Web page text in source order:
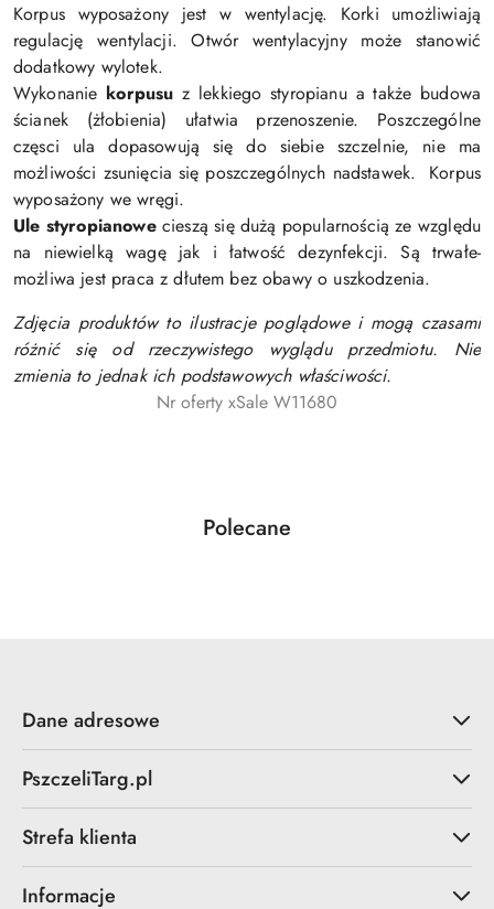
Korpus wyposażony jest w wentylację. Korki umożliwiają
regulację wentylacji. Otwór wentylacyjny może stanowić
dodatkowy wylotek.
Wykonanie korpusu z lekkiego styropianu a także budowa
ścianek (żłobienia) ułatwia przenoszenie. Poszczególne
częsci ula dopasowują się do siebie szczelnie, nie ma
możliwości zsunięcia się poszczególnych nadstawek. Korpus
wyposażony we wręgi.
Ule styropianowecieszą się dużą popularnością ze względu
na niewielką wagę jak i łatwość dezynfekcji. Są trwałe-
możliwa jest praca z dłutem bez obawy o uszkodzenia.
Zdjęcia produktów to ilustracje poglądowe i mogą czasami
różnić się od rzeczywistego wyglądu przedmiotu. Nie
zmienia to jednak ich podstawowych właściwości.
Nr oferty xSale W11680
Pomiń karuzelę produktów
Produkty
Polecane
Dane adresowe
PszczeliTarg.pl
Strefa klienta
Informacje